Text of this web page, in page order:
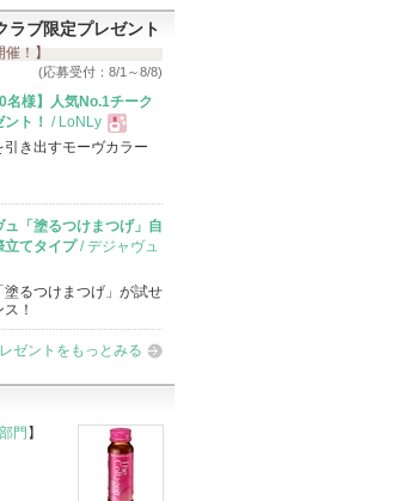
ラブ限定プレゼント
！】
(応募受付：8/1～8/8)
名様】人気No.1チーク
ト！
/ LoNLy
現
品
引き出すモーヴカラー
ュ「塗るつけまつげ」自
立てタイプ/ デジャヴュ
塗るつけまつげ」が試せ
！
ゼントをもっとみる
門 】